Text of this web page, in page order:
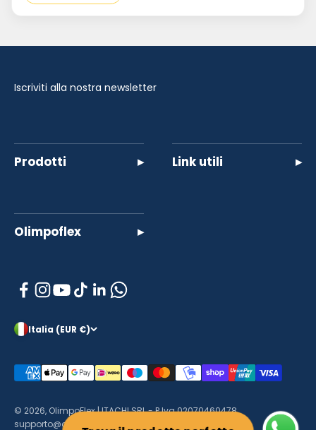
Iscriviti alla nostra newsletter
Prodotti ▸ Link utili ▸
Olimpoflex ▸
Italia (EUR €)
© 2026, OlimpoFlex | ITACHI SRL - P.Iva 02070460478
supporto@olimpo-flex.com